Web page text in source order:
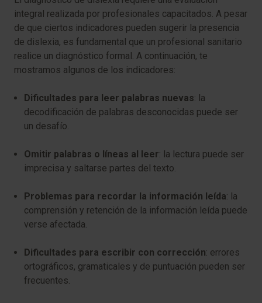
integral realizada por profesionales capacitados. A pesar
de que ciertos indicadores pueden sugerir la presencia
de dislexia, es fundamental que un profesional sanitario
realice un diagnóstico formal. A continuación, te
mostramos algunos de los indicadores:
Dificultades para leer palabras nuevas: la
decodificación de palabras desconocidas puede ser
un desafío.
Omitir palabras o líneas al leer: la lectura puede ser
imprecisa y saltarse partes del texto.
Problemas para recordar la información leída: la
comprensión y retención de la información leída puede
verse afectada.
Dificultades para escribir con corrección: errores
ortográficos, gramaticales y de puntuación pueden ser
frecuentes.